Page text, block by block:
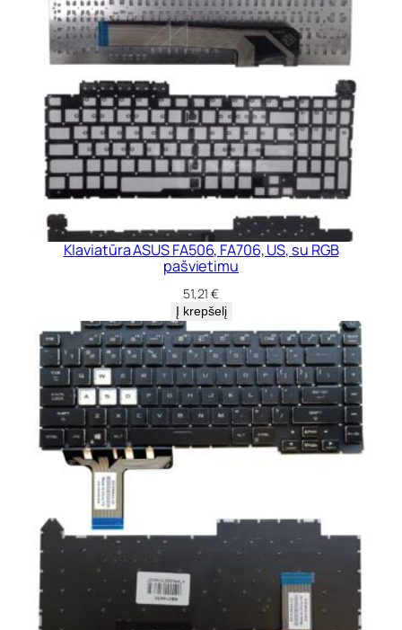
Klaviatūra ASUS FA506, FA706, US, su RGB
pašvietimu
51,21€
Į krepšelį